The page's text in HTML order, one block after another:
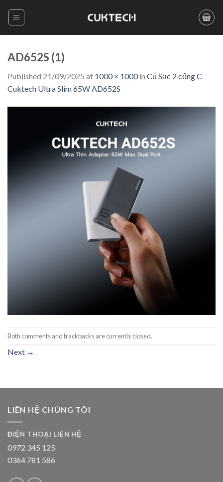
AD652S (1)
Published 21/09/2025 at 1000 × 1000in Củ Sạc 2 cổng C
Cuktech Ultra Slim 65W AD652S
Both comments and trackbacks are currently closed.
Next →
LIÊN HỆ CHÚNG TÔI
ĐIỆN THOẠI LIÊN HỆ
0972 345 125
0364 781 586